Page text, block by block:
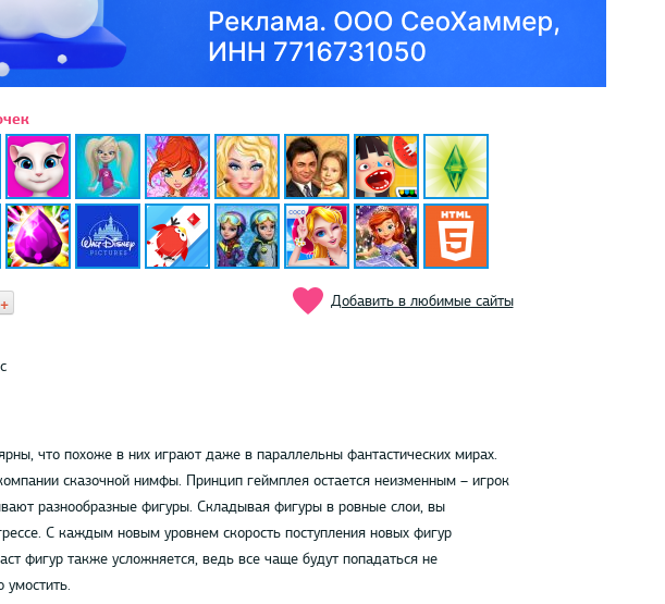
Добавить в любимые сайты
что похоже в них играют даже в параллельны фантастических мирах.
сказочной нимфы. Принцип геймплея остается неизменным – игрок
разнообразные фигуры. Складывая фигуры в ровные слои, вы
С каждым новым уровнем скорость поступления новых фигур
фигур также усложняется, ведь все чаще будут попадаться не